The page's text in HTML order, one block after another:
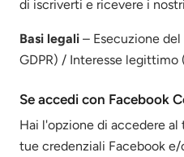
di iscriverti e ricevere i
Basi legali – Esecuzione
GDPR) / Interesse legittimo
Se accedi con Facebook
Hai l'opzione di accedere
tue credenziali Facebook